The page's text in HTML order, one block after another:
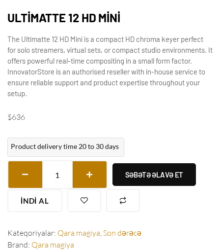
ULTIMATTE 12 HD MINI
The Ultimatte 12 HD Mini is a compact HD chroma keyer perfect
for solo streamers, virtual sets, or compact studio environments. It
offers powerful real-time compositing in a small form factor.
InnovatorStore is an authorised reseller with in-house service to
ensure reliable support and product expertise throughout your
setup.
$636
İNDI AL
Product delivery time 20 to 30 days
SƏBƏTƏ ƏLAVƏ ET
Kateqoriyalar: Qara magiya,Son dərəcə
Brand: Qara magiya